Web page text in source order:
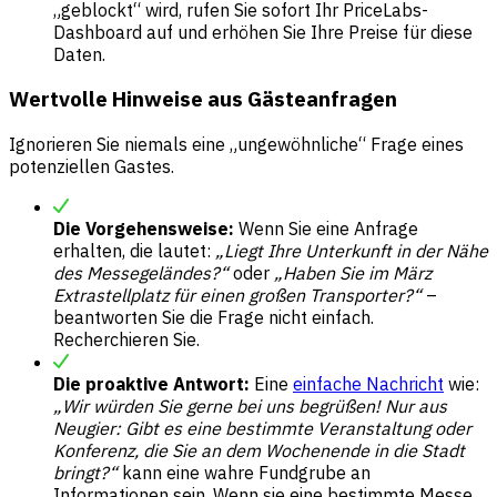
„geblockt“ wird, rufen Sie sofort Ihr PriceLabs-
Dashboard auf und erhöhen Sie Ihre Preise für diese
Daten.
Wertvolle Hinweise aus Gästeanfragen
Ignorieren Sie niemals eine „ungewöhnliche“ Frage eines
potenziellen Gastes.
Die Vorgehensweise: Wenn Sie eine Anfrage
erhalten, die lautet: „Liegt Ihre Unterkunft in der Nähe
des Messegeländes?“oder „Haben Sie im März
Extrastellplatz für einen großen Transporter?“–
beantworten Sie die Frage nicht einfach.
Recherchieren Sie.
Die proaktive Antwort: Eine einfache Nachricht wie:
„Wir würden Sie gerne bei uns begrüßen! Nur aus
Neugier: Gibt es eine bestimmte Veranstaltung oder
Konferenz, die Sie an dem Wochenende in die Stadt
bringt?“kann eine wahre Fundgrube an